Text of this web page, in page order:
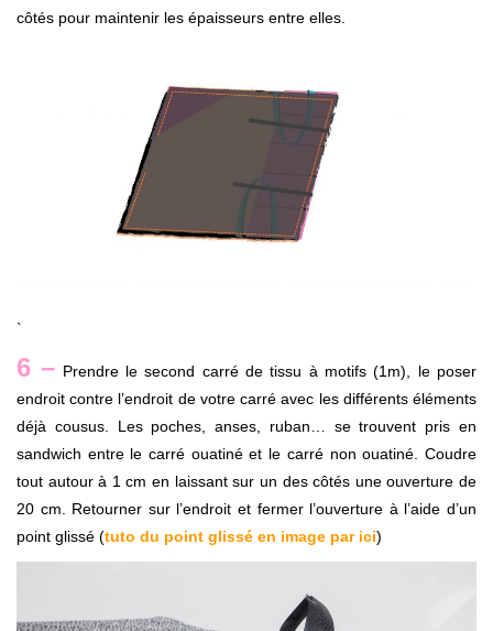
côtés pour maintenir les épaisseurs entre elles.
`
6 – Prendre le second carré de tissu à motifs (1m), le poser
endroit contre l’endroit de votre carré avec les différents éléments
déjà cousus. Les poches, anses, ruban… se trouvent pris en
sandwich entre le carré ouatiné et le carré non ouatiné. Coudre
tout autour à 1 cm en laissant sur un des côtés une ouverture de
20 cm. Retourner sur l’endroit et fermer l’ouverture à l’aide d’un
point glissé (tuto du point glissé en image par ici)